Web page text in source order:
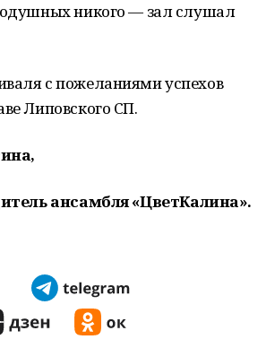
никого — зал слушал
с пожеланиями успехов
Липовского СП.
ансамбля «ЦветКалина».